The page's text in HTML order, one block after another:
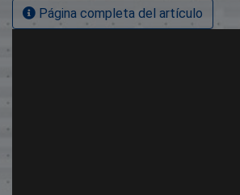
Página completa del artículo